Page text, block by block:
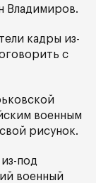
Владимиров.
кадры из-
с
военным
рисунок.
под
военный